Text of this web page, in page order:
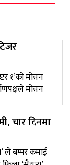
१’को मोसन
मोसन
चार दिनमा
ले बम्पर कमाई